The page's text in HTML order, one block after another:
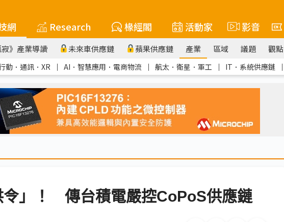
網 Research 椽經閣 活動家 影音
寂》產業導讀 未來車供應鏈 蘋果供應鏈 產業 區域 議題 觀點
動．通訊．XR ｜ AI．智慧應用．電商物流 ｜ 航太．衛星．軍工 ｜ IT．系統供應鏈 ｜
令」！ 傳台積電嚴控CoPoS供應鏈